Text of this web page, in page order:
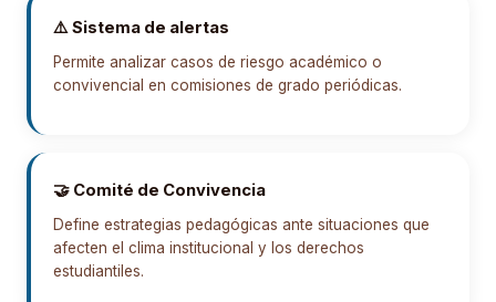
⚠️ Sistema de alertas
Permite analizar casos de riesgo académico o
convivencial en comisiones de grado periódicas.
🤝 Comité de Convivencia
Define estrategias pedagógicas ante situaciones que
afecten el clima institucional y los derechos
estudiantiles.